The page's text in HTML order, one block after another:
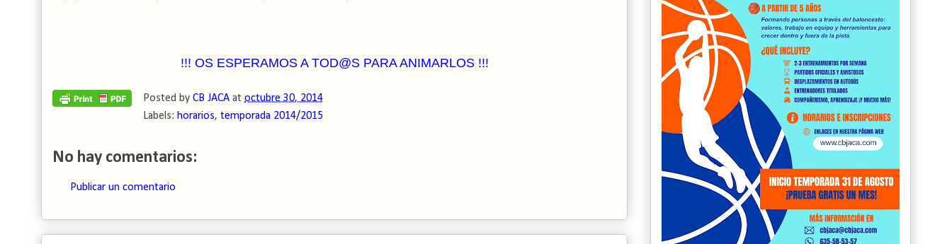
!!! OS ESPERAMOS A TOD@S PARA ANIMARLOS !!!
Posted by CB JACA at octubre 30, 2014
Labels: horarios, temporada 2014/2015
No hay comentarios:
Publicar un comentario